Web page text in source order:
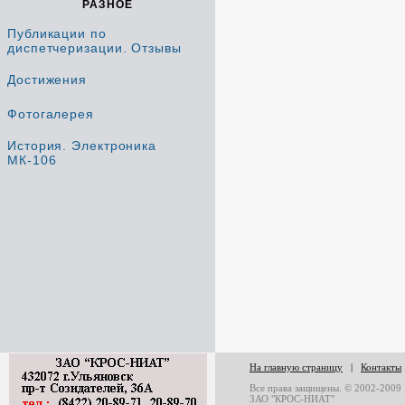
РАЗНОЕ
Публикации по
диспетчеризации. Отзывы
Достижения
Фотогалерея
История. Электроника
МК-106
На главную страницу | Контакты
Все права защищены. © 2002-2009
ЗАО "КРОС-НИАТ"